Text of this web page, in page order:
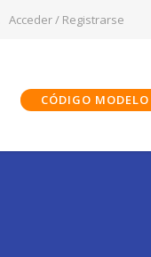
Acceder / Registrarse
CÓDIGO MODELO